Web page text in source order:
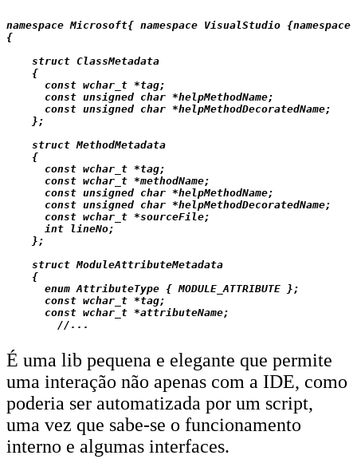
namespace Microsoft{ namespace VisualStudio {namespace
{
    struct ClassMetadata
    {
      const wchar_t *tag;
      const unsigned char *helpMethodName;
      const unsigned char *helpMethodDecoratedName;
    };
    struct MethodMetadata
    {
      const wchar_t *tag;
      const wchar_t *methodName;
      const unsigned char *helpMethodName;
      const unsigned char *helpMethodDecoratedName;
      const wchar_t *sourceFile;
      int lineNo;
    };
    struct ModuleAttributeMetadata
    {
      enum AttributeType { MODULE_ATTRIBUTE };
      const wchar_t *tag;
      const wchar_t *attributeName;
É uma lib pequena e elegante que permite
uma interação não apenas com a IDE, como
poderia ser automatizada por um script,
uma vez que sabe-se o funcionamento
interno e algumas interfaces.